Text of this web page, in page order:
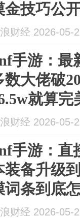
金技巧公
还高！...
财经 2026-05-
手游：最
数大佬破
就算
...财经 2026-05-
手游：直
装备升级
词条到底
怎么选...
财经 2026-05-